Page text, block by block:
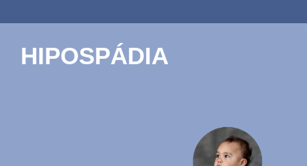
HIPOSPÁDIA